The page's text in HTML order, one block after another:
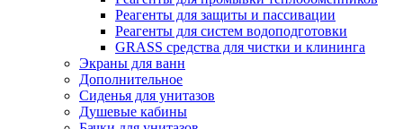
Реагенты для защиты и пассивации
Реагенты для систем водоподготовки
GRASS средства для чистки и клининга
Экраны для ванн
Дополнительное
Сиденья для унитазов
Душевые кабины